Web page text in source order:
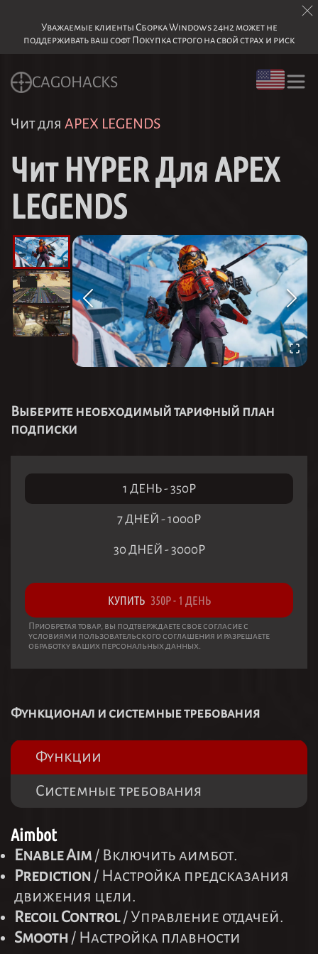
Уважаемые клиенты Сборка Windows 24h2 может не
поддерживать ваш софт Покупка строго на свой страх и риск
CAGOHACKS
Чит для APEX LEGENDS
Чит HYPER Для APEX
LEGENDS
Выберите необходимый тарифный план
подписки
1 ДЕНЬ-350Р
7 ДНЕЙ -1000 Р
30 ДНЕЙ -3000 Р
КУПИТЬ 350Р- 1 ДЕНЬ
Приобретая товар, вы подтверждаете свое согласие с
условиями пользовательского соглашения и разрешаете
обработку ваших персональных данных.
Функционал и системные требования
Функции
Системные требования
Aimbot
Enable Aim / Включить аимбот.
Prediction / Настройка предсказания
движения цели.
Recoil Control/ Управление отдачей.
Smooth / Настройка плавности